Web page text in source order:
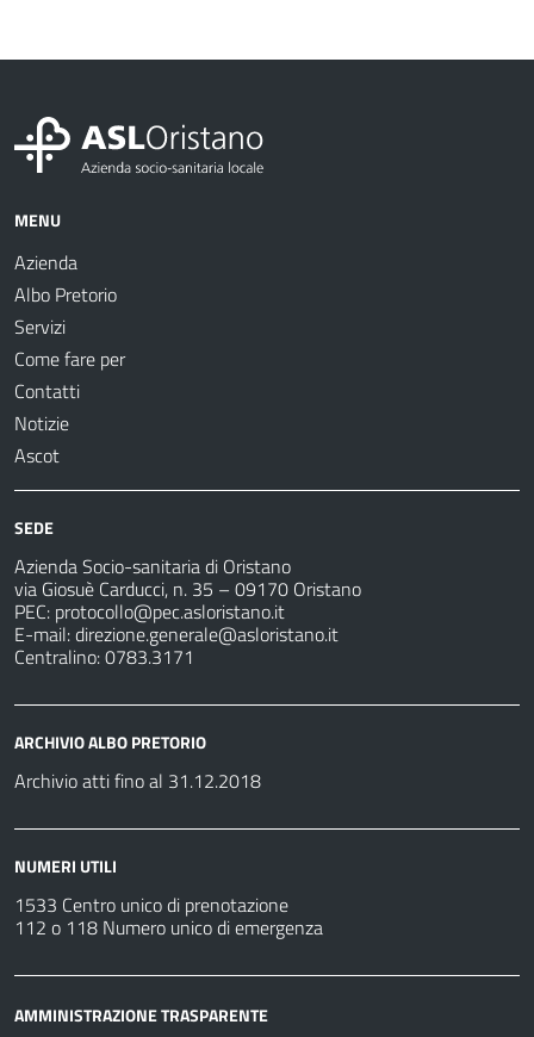
MENU
Azienda
Albo Pretorio
Servizi
Come fare per
Contatti
Notizie
Ascot
SEDE
Azienda Socio-sanitaria di Oristano
via Giosuè Carducci, n. 35 – 09170 Oristano
PEC: protocollo@pec.asloristano.it
E-mail:direzione.generale@asloristano.it
Centralino: 0783.3171
ARCHIVIO ALBO PRETORIO
Archivio atti fino al 31.12.2018
NUMERI UTILI
1533 Centro unico di prenotazione
112 o 118 Numero unico di emergenza
AMMINISTRAZIONE TRASPARENTE